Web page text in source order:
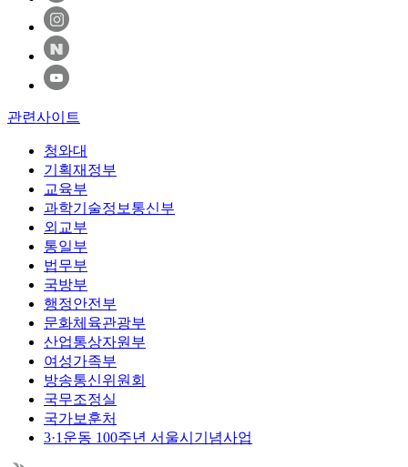
관련사이트
청와대
기획재정부
교육부
과학기술정보통신부
외교부
통일부
법무부
국방부
행정안전부
문화체육관광부
산업통상자원부
여성가족부
방송통신위원회
국무조정실
국가보훈처
3·1운동 100주년 서울시기념사업